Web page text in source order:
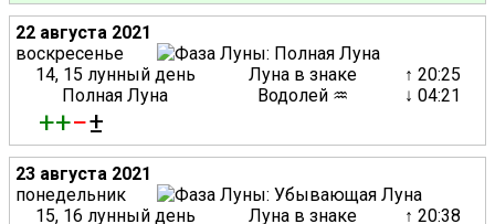
22 августа 2021
воскресенье
14, 15 лунный день
Полная Луна
Луна в знаке
Водолей ♒
↑ 20:25
↓ 04:21
++−±
23 августа 2021
понедельник
15, 16 лунный день
Луна в знаке
↑ 20:38